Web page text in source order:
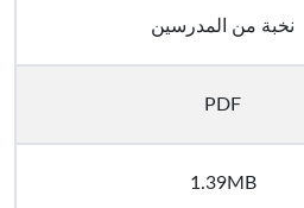
نخبة من المدرسين
PDF
1.39MB